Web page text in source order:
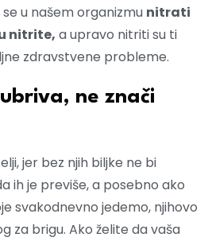
u našem organizmu nitrati
nitrite, a upravo nitriti su ti
zdravstvene probleme.
ne znači
jer bez njih biljke ne bi
ih je previše, a posebno ako
svakodnevno jedemo, njihovo
za brigu. Ako želite da vaša